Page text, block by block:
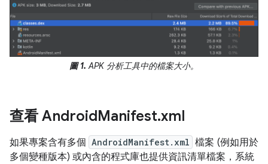
圖 1. APK 分析工具中的檔案大小。
查看 AndroidManifest.xml
如果專案含有多個 AndroidManifest.xml 檔案 (例如用於
多個變種版本) 或內含的程式庫也提供資訊清單檔案，系統